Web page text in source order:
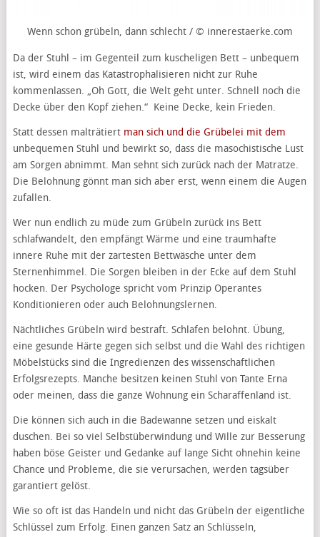
Wenn schon grübeln, dann schlecht / © innerestaerke.com
Da der Stuhl – im Gegenteil zum kuscheligen Bett – unbequem
ist, wird einem das Katastrophalisieren nicht zur Ruhe
kommenlassen. „Oh Gott, die Welt geht unter. Schnell noch die
Decke über den Kopf ziehen.“ Keine Decke, kein Frieden.
Statt dessen malträtiert man sich und die Grübelei mit dem
unbequemen Stuhl und bewirkt so, dass die masochistische Lust
am Sorgen abnimmt. Man sehnt sich zurück nach der Matratze.
Die Belohnung gönnt man sich aber erst, wenn einem die Augen
zufallen.
Wer nun endlich zu müde zum Grübeln zurück ins Bett
schlafwandelt, den empfängt Wärme und eine traumhafte
innere Ruhe mit der zartesten Bettwäsche unter dem
Sternenhimmel. Die Sorgen bleiben in der Ecke auf dem Stuhl
hocken. Der Psychologe spricht vom Prinzip Operantes
Konditionieren oder auch Belohnungslernen.
Nächtliches Grübeln wird bestraft. Schlafen belohnt. Übung,
eine gesunde Härte gegen sich selbst und die Wahl des richtigen
Möbelstücks sind die Ingredienzen des wissenschaftlichen
Erfolgsrezepts. Manche besitzen keinen Stuhl von Tante Erna
oder meinen, dass die ganze Wohnung ein Scharaffenland ist.
Die können sich auch in die Badewanne setzen und eiskalt
duschen. Bei so viel Selbstüberwindung und Wille zur Besserung
haben böse Geister und Gedanke auf lange Sicht ohnehin keine
Chance und Probleme, die sie verursachen, werden tagsüber
garantiert gelöst.
Wie so oft ist das Handeln und nicht das Grübeln der eigentliche
Schlüssel zum Erfolg. Einen ganzen Satz an Schlüsseln,